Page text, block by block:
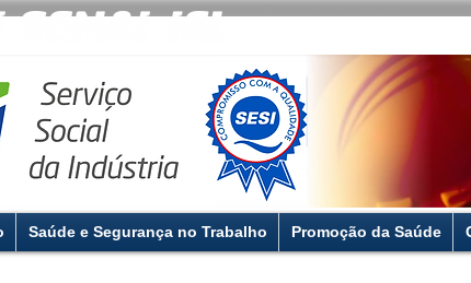
Saúde e Segurança no Trabalho Promoção da Saúde